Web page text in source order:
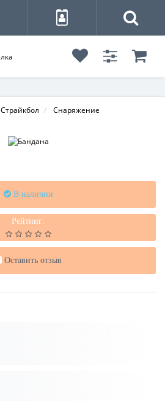
Страйкбол
Снаряжение
В наличии
Рейтинг:
Оставить отзыв